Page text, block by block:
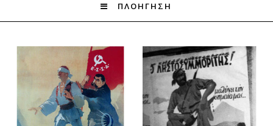
ΠΛΟΗΓΗΣΗ